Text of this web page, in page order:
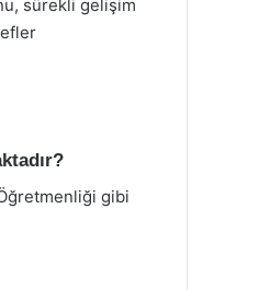
sürekli gelişim
gibi